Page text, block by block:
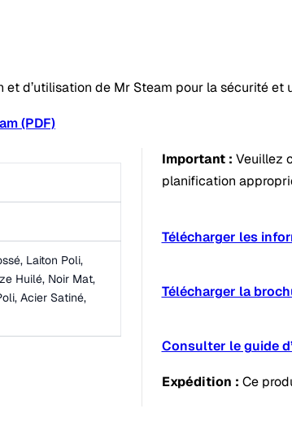
d’utilisation de Mr Steam pour la sécurité et
(PDF)
Laiton Poli,
Huilé, Noir Mat,
Acier Satiné,
Important : Veuillez
planification
Télécharger les
Télécharger la
Consulter le guide
Expédition : Ce